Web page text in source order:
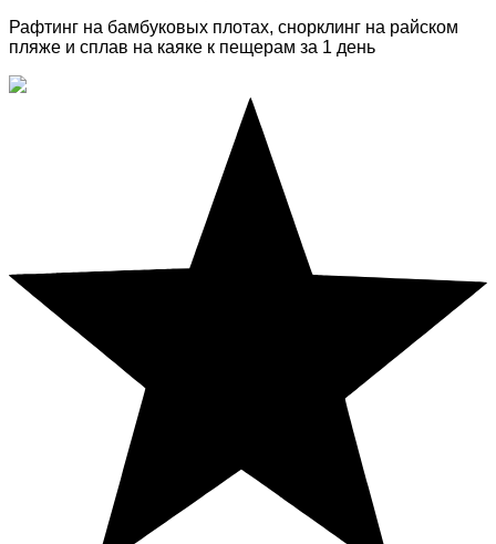
Рафтинг на бамбуковых плотах, снорклинг на райском
пляже и сплав на каяке к пещерам за 1 день